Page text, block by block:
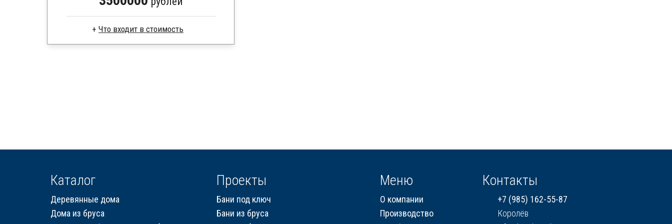
Каталог
Деревянные дома
Дома из бруса
Проекты
Бани под ключ
Бани из бруса
Меню
О компании
Производство
Контакты
+7 (985) 162-55-87
Королёв